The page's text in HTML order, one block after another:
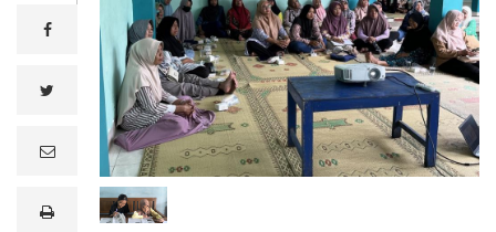
facebook
e
lprint